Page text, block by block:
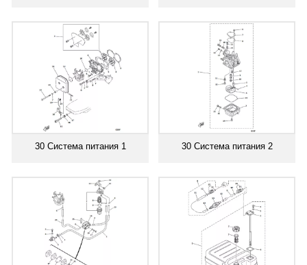
30 Система питания 1 30 Система питания 2